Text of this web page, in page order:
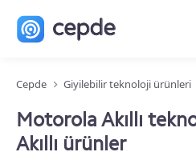
Cepde Giyilebilir teknoloji ürünleri
Motorola Akıllı
Akıllı ürünler